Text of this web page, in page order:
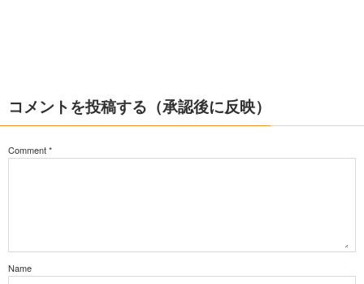
コメントを投稿する（承認後に反映）
Comment*
Name